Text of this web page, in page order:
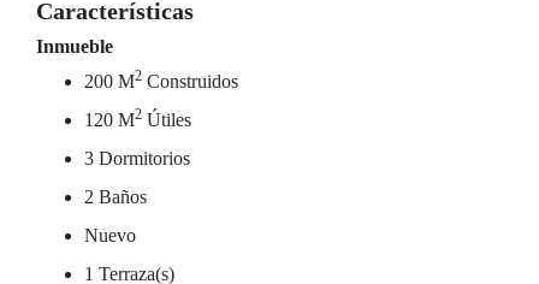
Características
Inmueble
200 M2 Construidos
120 M2 Útiles
3 Dormitorios
2 Baños
Nuevo
1 Terraza(s)